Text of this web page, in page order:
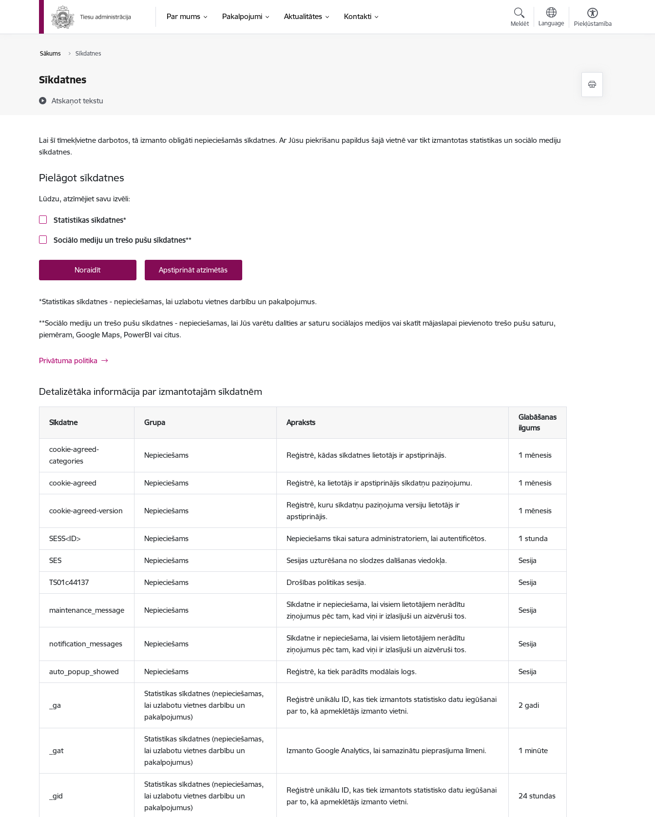
Pāriet uz lapas saturu
Par mums Pakalpojumi Aktualitātes Kontakti
Meklēt Language Piekļūstamība
Sākums Sīkdatnes
Sīkdatnes
Atskaņot tekstu
Lai šī tīmekļvietne darbotos, tā izmanto obligāti nepieciešamās sīkdatnes. Ar Jūsu piekrišanu papildus šajā vietnē var tikt izmantotas statistikas un sociālo mediju
sīkdatnes.
Pielāgot sīkdatnes
Lūdzu, atzīmējiet savu izvēli:
Statistikas sīkdatnes*
Sociālo mediju un trešo pušu sīkdatnes**
Noraidīt Apstiprināt atzīmētās
*Statistikas sīkdatnes - nepieciešamas, lai uzlabotu vietnes darbību un pakalpojumus.
**Sociālo mediju un trešo pušu sīkdatnes - nepieciešamas, lai Jūs varētu dalīties ar saturu sociālajos medijos vai skatīt mājaslapai pievienoto trešo pušu saturu,
piemēram, Google Maps, PowerBI vai citus.
Privātuma politika
Detalizētāka informācija par izmantotajām sīkdatnēm
Sīkdatne Grupa Apraksts
Glabāšanas
ilgums
cookie-agreed-
categories
Nepieciešams Reģistrē, kādas sīkdatnes lietotājs ir apstiprinājis. 1 mēnesis
cookie-agreed Nepieciešams Reģistrē, ka lietotājs ir apstiprinājis sīkdatņu paziņojumu. 1 mēnesis
cookie-agreed-version Nepieciešams
Reģistrē, kuru sīkdatņu paziņojuma versiju lietotājs ir
apstiprinājis.
1 mēnesis
SESS<ID> Nepieciešams Nepieciešams tikai satura administratoriem, lai autentificētos. 1 stunda
SES Nepieciešams Sesijas uzturēšana no slodzes dalīšanas viedokļa. Sesija
TS01c44137 Nepieciešams Drošības politikas sesija. Sesija
maintenance_message Nepieciešams
Sīkdatne ir nepieciešama, lai visiem lietotājiem nerādītu
ziņojumus pēc tam, kad viņi ir izlasījuši un aizvēruši tos.
Sesija
notification_messages Nepieciešams
Sīkdatne ir nepieciešama, lai visiem lietotājiem nerādītu
ziņojumus pēc tam, kad viņi ir izlasījuši un aizvēruši tos.
Sesija
auto_popup_showed Nepieciešams Reģistrē, ka tiek parādīts modālais logs. Sesija
_ga
Statistikas sīkdatnes (nepieciešamas,
lai uzlabotu vietnes darbību un
pakalpojumus)
Reģistrē unikālu ID, kas tiek izmantots statistisko datu iegūšanai
par to, kā apmeklētājs izmanto vietni.
2 gadi
_gat
Statistikas sīkdatnes (nepieciešamas,
lai uzlabotu vietnes darbību un
pakalpojumus)
Izmanto Google Analytics, lai samazinātu pieprasījuma līmeni. 1 minūte
_gid
Statistikas sīkdatnes (nepieciešamas,
lai uzlabotu vietnes darbību un
pakalpojumus)
Reģistrē unikālu ID, kas tiek izmantots statistisko datu iegūšanai
par to, kā apmeklētājs izmanto vietni.
24 stundas